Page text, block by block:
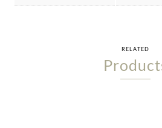
RELATED